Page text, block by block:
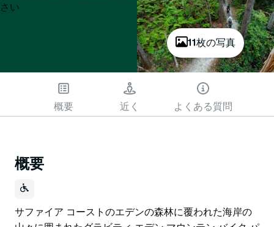
11枚の写真
さい
概要 近く よくある質問
概要
サファイア コーストのエデンの森林に覆われた海岸の